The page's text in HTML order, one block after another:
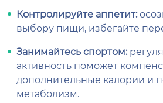
Контролируйте аппетит:
выбору пищи, избегайте
Занимайтесь спортом:
активность поможет
дополнительные калории и
метаболизм.